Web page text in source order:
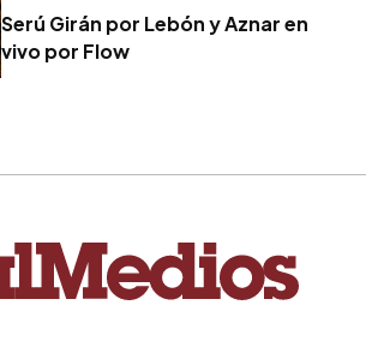
Serú Girán por Lebón y Aznar en
vivo por Flow